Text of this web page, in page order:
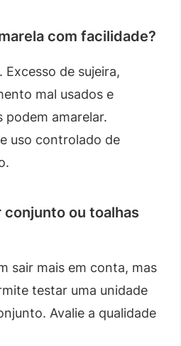
com facilidade?
Excesso de sujeira,
mal usados e
podem amarelar.
uso controlado de
conjunto ou toalhas
sair mais em conta, mas
testar uma unidade
Avalie a qualidade